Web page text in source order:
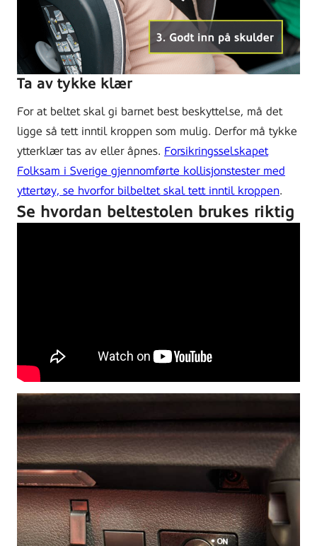
Ta av tykke klær
For at beltet skal gi barnet best beskyttelse, må det
ligge så tett inntil kroppen som mulig. Derfor må tykke
ytterklær tas av eller åpnes. Forsikringsselskapet
Folksam i Sverige gjennomførte kollisjonstester med
yttertøy, se hvorfor bilbeltet skal tett inntil kroppen.
Se hvordan beltestolen brukes riktig